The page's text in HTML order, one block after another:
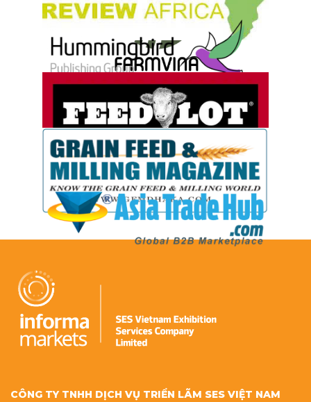
CÔNG TY TNHH DỊCH VỤ TRIỂN LÃM SES VIỆT NAM